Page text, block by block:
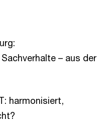
– aus der
harmonisiert,